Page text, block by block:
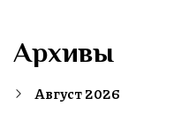
Архивы
Август 2026